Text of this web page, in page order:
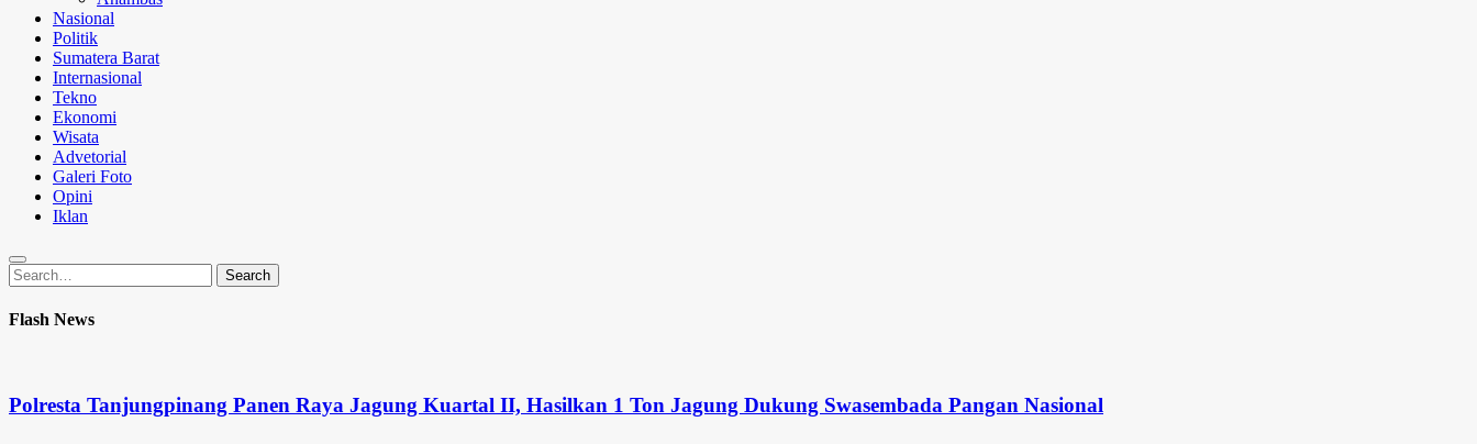
Nasional
Politik
Sumatera Barat
Internasional
Tekno
Ekonomi
Wisata
Advetorial
Galeri Foto
Opini
Iklan
Search
for:
Search
Flash News
Polresta Tanjungpinang Panen Raya Jagung Kuartal II, Hasilkan 1 Ton Jagung Dukung Swasembada Pangan Nasional